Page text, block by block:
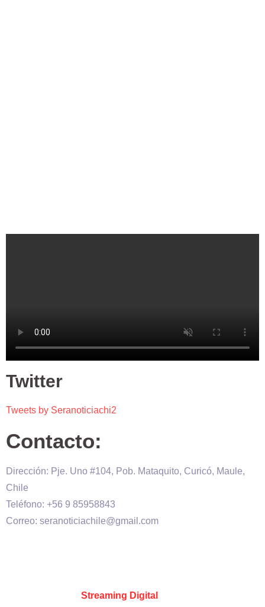
Twitter
Tweets by Seranoticiachi2
Contacto:
Dirección: Pje. Uno #104, Pob. Mataquito, Curicó, Maule,
Chile
Teléfono: +56 9 85958843
Correo: seranoticiachile@gmail.com
Streaming Digital